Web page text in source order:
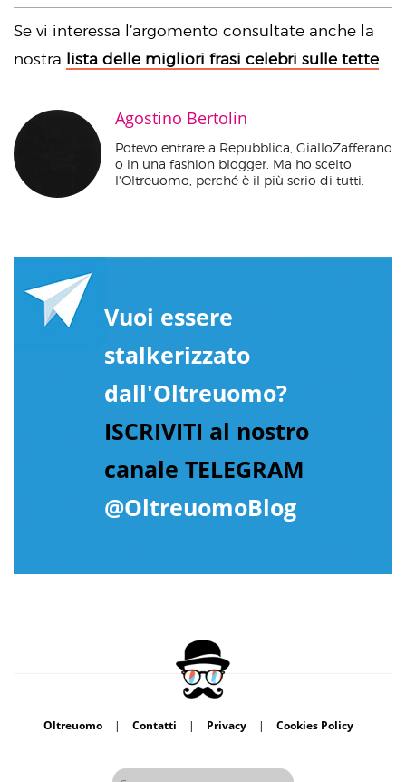
Se vi interessa l’argomento consultate anche la
nostra lista delle migliori frasi celebri sulle tette.
Agostino Bertolin
Potevo entrare a Repubblica, GialloZafferano
o in una fashion blogger. Ma ho scelto
l'Oltreuomo, perché è il più serio di tutti.
Vuoi essere
stalkerizzato
dall'Oltreuomo?
ISCRIVITI al nostro
canale TELEGRAM
@OltreuomoBlog
Oltreuomo | Contatti | Privacy | Cookies Policy